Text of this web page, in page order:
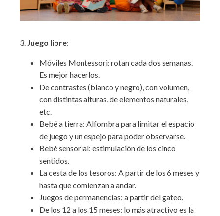
3. Juego libre:
Móviles Montessori: rotan cada dos semanas.
Es mejor hacerlos.
De contrastes (blanco y negro), con volumen,
con distintas alturas, de elementos naturales,
etc.
Bebé a tierra: Alfombra para limitar el espacio
de juego y un espejo para poder observarse.
Bebé sensorial: estimulación de los cinco
sentidos.
La cesta de los tesoros: A partir de los 6 meses y
hasta que comienzan a andar.
Juegos de permanencias: a partir del gateo.
De los 12 a los 15 meses: lo más atractivo es la